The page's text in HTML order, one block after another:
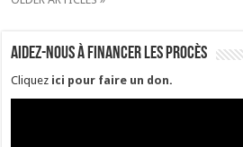
Aidez-nous à financer les procès
Cliquez ici pour faire un don.